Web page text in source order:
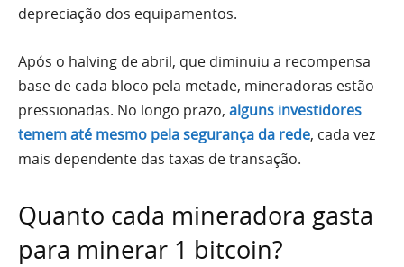
depreciação dos equipamentos.
Após o halving de abril, que diminuiu a recompensa
base de cada bloco pela metade, mineradoras estão
pressionadas. No longo prazo, alguns investidores
temem até mesmo pela segurança da rede, cada vez
mais dependente das taxas de transação.
Quanto cada mineradora gasta
para minerar 1 bitcoin?